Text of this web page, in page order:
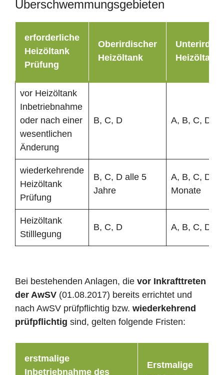
Überschwemmungsgebieten
erforderliche
Heizöltank
Prüfung
Oberirdischer
Heizöltank
Heizöltank
vor Heizöltank
Inbetriebnahme
oder nach einer
wesentlichen
Änderung
B, C, D A, B, C, D
wiederkehrende
Heizöltank
Prüfung
B, C, D alle 5
Jahre
A, B, C, D
Monate
Heizöltank
Stilllegung
B, C, D A, B, C, D
Bei bestehenden Anlagen, die vor Inkrafttreten
der AwSV (01.08.2017) bereits errichtet und
nach AwSV prüfpflichtig bzw. wiederkehrend
prüfpflichtig sind, gelten folgende Fristen:
erstmalige
Inbetriebnahme des
Erstmalige